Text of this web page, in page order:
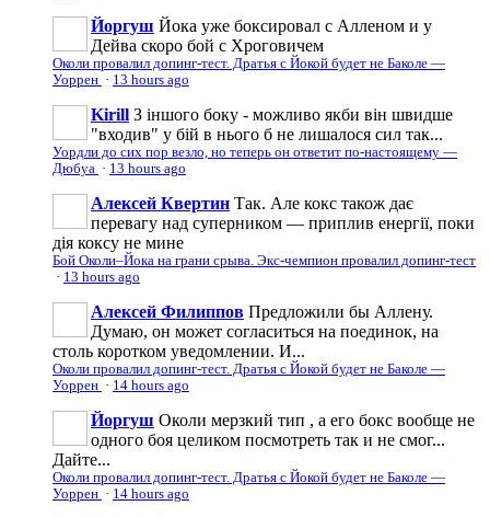
Йоргуш Йока уже боксировал с Алленом и у
Дейва скоро бой с Хроговичем
Околи провалил допинг-тест. Дратья с Йокой будет не Баколе —
Уоррен · 13 hours ago
Kirill З іншого боку - можливо якби він швидше
"входив" у бій в нього б не лишалося сил так...
Уордли до сих пор везло, но теперь он ответит по-настоящему —
Дюбуа · 13 hours ago
Алексей Квертин Так. Але кокс також дає
перевагу над суперником — приплив енергії, поки
дія коксу не мине
Бой Околи–Йока на грани срыва. Экс-чемпион провалил допинг-тест
· 13 hours ago
Алексей Филиппов Предложили бы Аллену.
Думаю, он может согласиться на поединок, на
столь коротком уведомлении. И...
Околи провалил допинг-тест. Дратья с Йокой будет не Баколе —
Уоррен · 14 hours ago
Йоргуш Околи мерзкий тип , а его бокс вообще не
одного боя целиком посмотреть так и не смог...
Дайте...
Околи провалил допинг-тест. Дратья с Йокой будет не Баколе —
Уоррен · 14 hours ago